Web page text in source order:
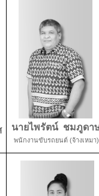
นายไพรัตน์ ชมภูดา
พนักงานขับรถยนต์ (จ้างเหมา)